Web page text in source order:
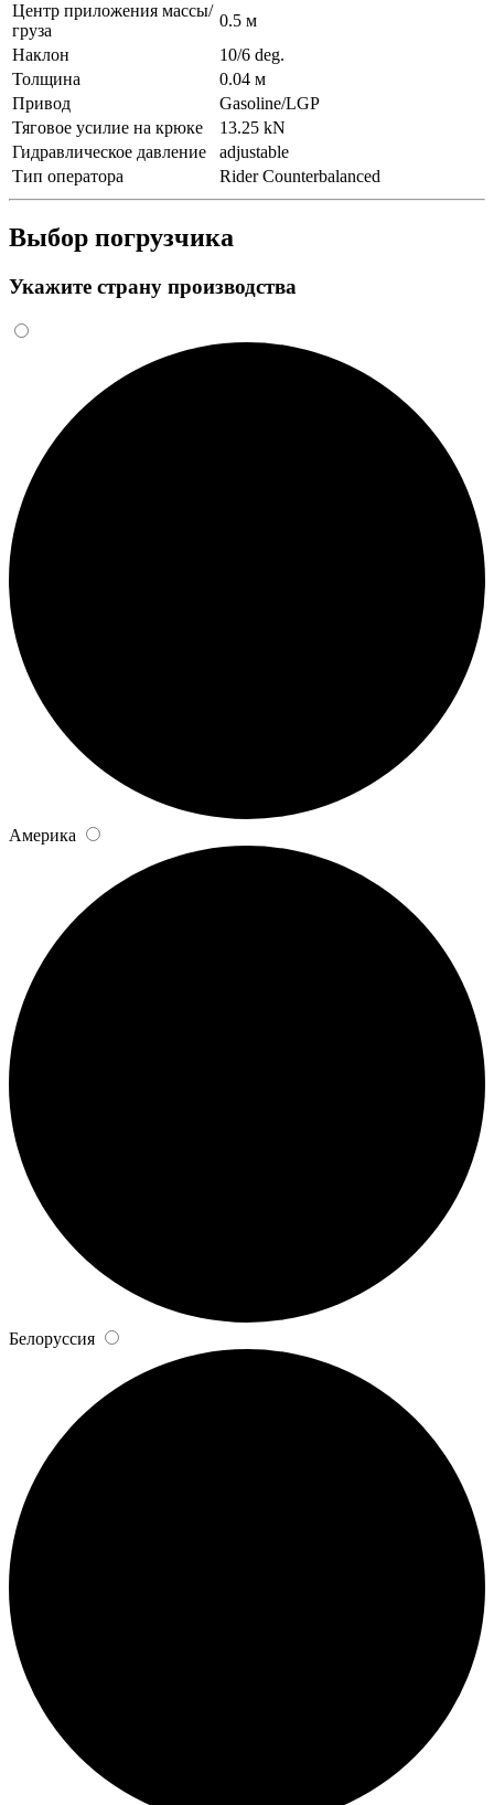
Центр приложения массы/
груза
0.5 м
Наклон
10/6 deg.
Толщина
0.04 м
Привод
Gasoline/LGP
Тяговое усилие на крюке
13.25 kN
Гидравлическое давление
adjustable
Тип оператора
Rider Counterbalanced
Выбор погрузчика
Укажите страну производства
Америка
Белоруссия